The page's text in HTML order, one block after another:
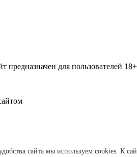
предназначен для пользователей 18+
сайта мы используем cookies. К